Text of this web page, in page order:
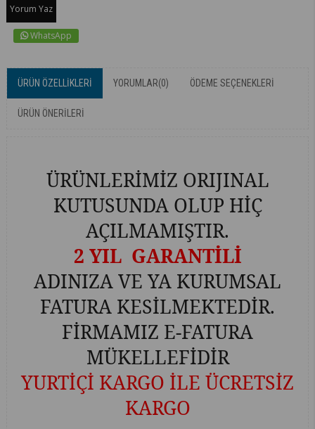
Yorum Yaz
WhatsApp
ÜRÜN ÖZELLIKLERI YORUMLAR(0) ÖDEME SEÇENEKLERI
ÜRÜN ÖNERILERI
ÜRÜNLERİMİZ ORIJINAL
KUTUSUNDA OLUP HİÇ
AÇILMAMIŞTIR.
2 YIL GARANTİLİ
ADINIZA VE YA KURUMSAL
FATURA KESİLMEKTEDİR.
FİRMAMIZ E-FATURA
MÜKELLEFİDİR
YURTİÇİ KARGO İLE ÜCRETSİZ
KARGO